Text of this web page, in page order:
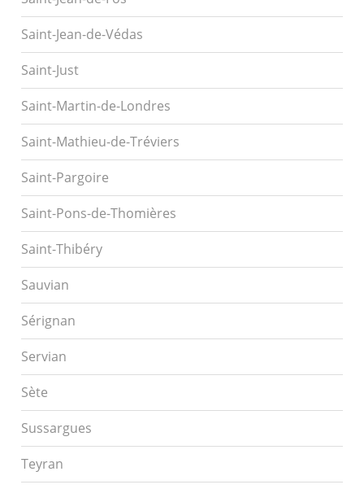
Saint-Jean-de-Védas
Saint-Just
Saint-Martin-de-Londres
Saint-Mathieu-de-Tréviers
Saint-Pargoire
Saint-Pons-de-Thomières
Saint-Thibéry
Sauvian
Sérignan
Servian
Sète
Sussargues
Teyran